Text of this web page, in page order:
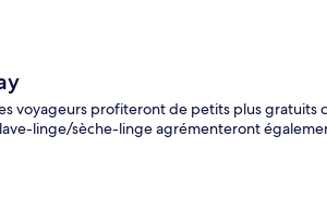
voyageurs profiteront de petits plus gratuits
linge/sèche-linge agrémenteront